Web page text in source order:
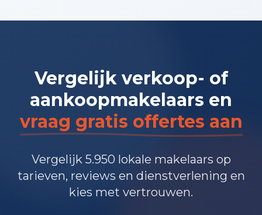
Vergelijk verkoop- of
aankoopmakelaars en
vraag gratis offertes aan
Vergelijk 5.950 lokale makelaars op
tarieven, reviews en dienstverlening en
kies met vertrouwen.